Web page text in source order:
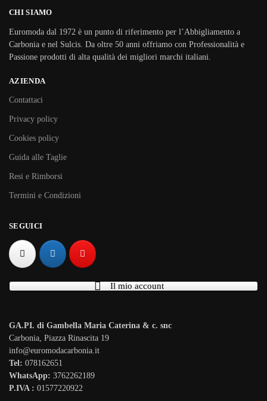
CHI SIAMO
Euromoda dal 1972 è un punto di riferimento per l’Abbigliamento a
Carbonia e nel Sulcis. Da oltre 50 anni offriamo con Professionalità e
Passione prodotti di alta qualità dei migliori marchi italiani.
AZIENDA
Contattaci
Privacy policy
Cookies policy
Guida alle Taglie
Resi e Rimborsi
Termini e Condizioni
SEGUICI
Il mio account
GA.PI. di Gambella Maria Caterina & c. snc
Carbonia, Piazza Rinascita 19
info@euromodacarbonia.it
Tel: 078162651
WhatsApp: 3762262189
P.IVA : 01577220922